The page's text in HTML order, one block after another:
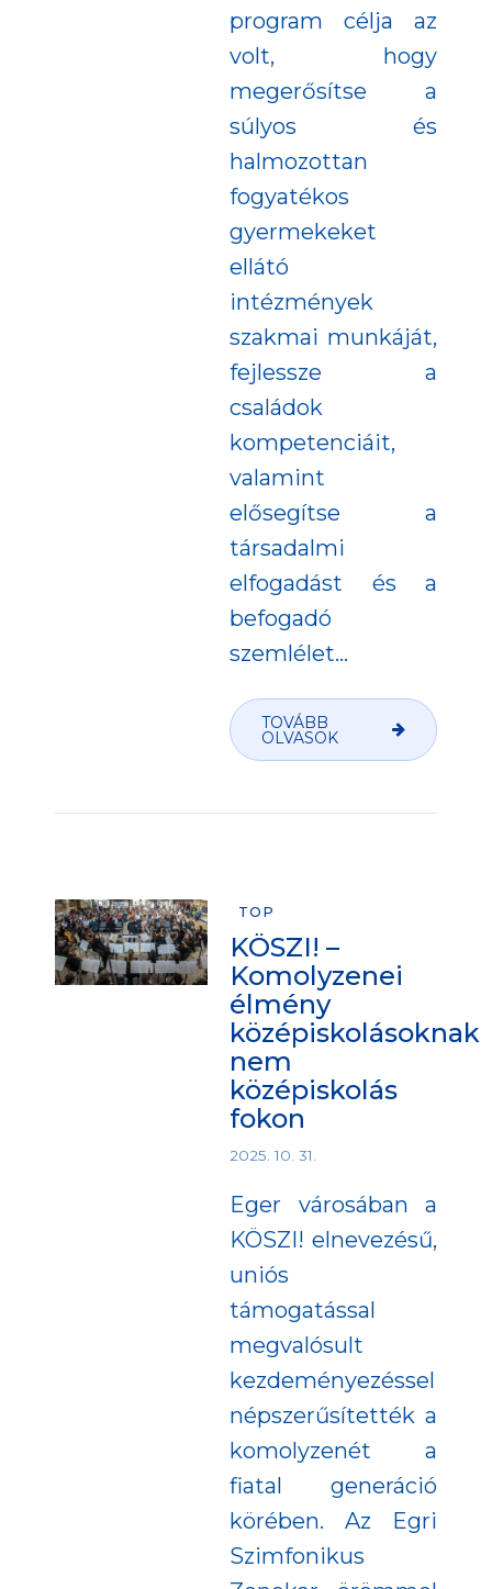
program célja az
volt, hogy
megerősítse a
súlyos és
halmozottan
fogyatékos
gyermekeket
ellátó
intézmények
szakmai munkáját,
fejlessze a
családok
kompetenciáit,
valamint
elősegítse a
társadalmi
elfogadást és a
befogadó
szemlélet...
TOVÁBB
OLVASOK
TOP
KÖSZI! –
Komolyzenei
élmény
középiskolásoknak
nem
középiskolás
fokon
2025. 10. 31.
Eger városában a
KÖSZI! elnevezésű,
uniós
támogatással
megvalósult
kezdeményezéssel
népszerűsítették a
komolyzenét a
fiatal generáció
körében. Az Egri
Szimfonikus